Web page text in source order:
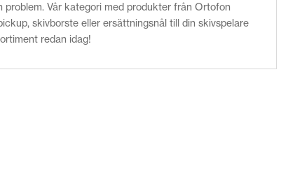
Vår kategori med produkter från Ortofon
skivborste eller ersättningsnål till din skivspelare
redan idag!